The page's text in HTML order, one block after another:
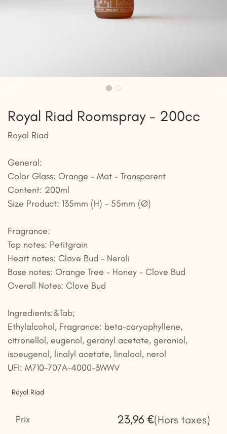
Royal Riad Roomspray - 200cc
Royal Riad
General:
Color Glass: Orange - Mat - Transparent
Content: 200ml
Size Product: 135mm (H) - 55mm (Ø)
Fragrance:
Top notes: Petitgrain
Heart notes: Clove Bud - Neroli
Base notes: Orange Tree - Honey - Clove Bud
Overall Notes: Clove Bud
Ingredients:&Tab;
Ethylalcohol, Fragrance: beta-caryophyllene,
citronellol, eugenol, geranyl acetate, geraniol,
isoeugenol, linalyl acetate, linalool, nerol
UFI: M710-707A-4000-3WWV
Royal Riad
Prix 23,96 €(Hors taxes)